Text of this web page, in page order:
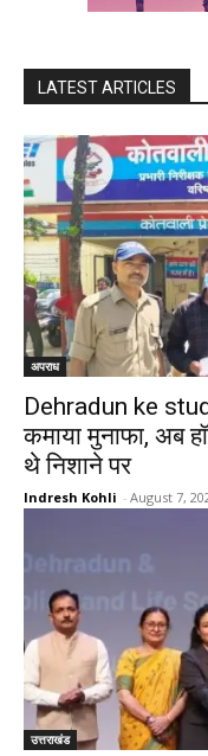
LATEST ARTICLES
अपराध
Dehradun ke
कमाया मुनाफा, अब
थे निशाने पर
Indresh Kohli - August 7,
उत्तराखंड